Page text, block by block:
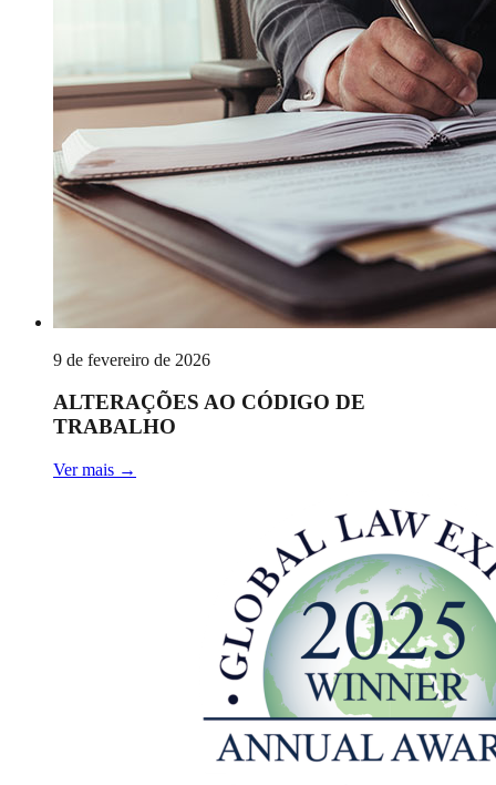
9 de fevereiro de 2026
ALTERAÇÕES AO CÓDIGO DE
TRABALHO
Ver mais →